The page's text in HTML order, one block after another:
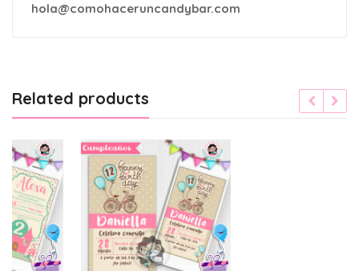
hola@comohaceruncandybar.com
Related products